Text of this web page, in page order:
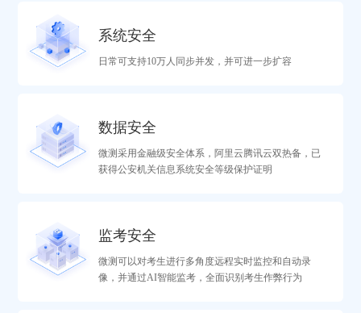
系统安全
日常可支持10万人同步并发，并可进一步扩容
系统安全
1. 通过公安部门的信息系统等级备案 ，三级等保；
2. 通过高并发压力测试，同时支撑10万量级考生同步作答；并可扩容
数据安全
微测采用金融级安全体系，阿里云腾讯云双热备，已
获得公安机关信息系统安全等级保护证明
数据安全
1.所有数据托管于阿里云和腾讯云，与支付宝和微信支付同等安全级
别；
监考安全
微测可以对考生进行多角度远程实时监控和自动录
像，并通过AI智能监考，全面识别考生作弊行为